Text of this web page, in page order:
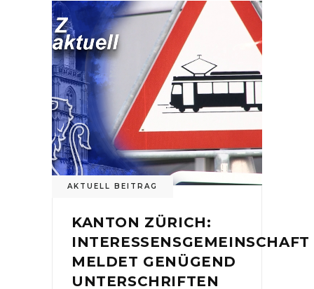
AKTUELL BEITRAG
KANTON ZÜRICH:
INTERESSENSGEMEINSCHAFT
MELDET GENÜGEND
UNTERSCHRIFTEN